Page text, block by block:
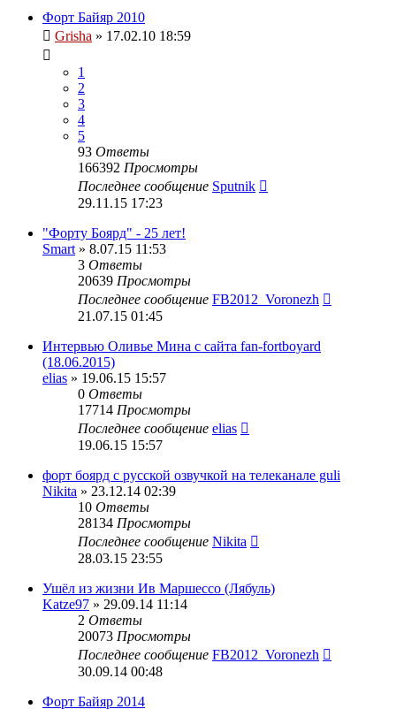
Форт Байяр 2010
Grisha » 17.02.10 18:59
1
2
3
4
5
93 Ответы
166392 Просмотры
Последнее сообщение Sputnik
29.11.15 17:23
"Форту Боярд" - 25 лет!
Smart » 8.07.15 11:53
3 Ответы
20639 Просмотры
Последнее сообщение FB2012_Voronezh
21.07.15 01:45
Интервью Оливье Мина с сайта fan-fortboyard
(18.06.2015)
elias » 19.06.15 15:57
0 Ответы
17714 Просмотры
Последнее сообщение elias
19.06.15 15:57
форт боярд с русской озвучкой на телеканале guli
Nikita » 23.12.14 02:39
10 Ответы
28134 Просмотры
Последнее сообщение Nikita
28.03.15 23:55
Ушёл из жизни Ив Маршессо (Лябуль)
Katze97 » 29.09.14 11:14
2 Ответы
20073 Просмотры
Последнее сообщение FB2012_Voronezh
30.09.14 00:48
Форт Байяр 2014